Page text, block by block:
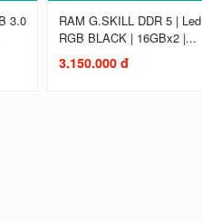
3.0
RAM G.SKILL DDR 5 | Led
RGB BLACK | 16GBx2 |...
3.150.000 đ